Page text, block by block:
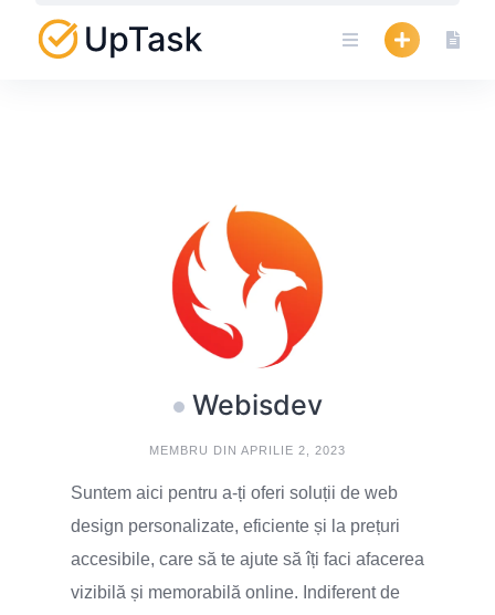
content
Webisdev
MEMBRU DIN APRILIE 2, 2023
Suntem aici pentru a-ți oferi soluții de web
design personalizate, eficiente și la prețuri
accesibile, care să te ajute să îți faci afacerea
vizibilă și memorabilă online. Indiferent de